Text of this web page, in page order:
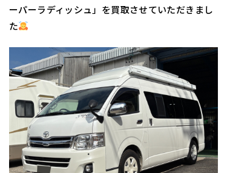
ーパーラディッシュ」を買取させていただきまし
た